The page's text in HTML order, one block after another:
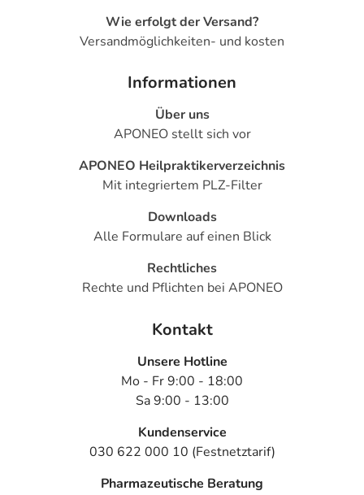
Wie erfolgt der Versand?
Versandmöglichkeiten- und kosten
Informationen
Über uns
APONEO stellt sich vor
APONEO Heilpraktikerverzeichnis
Mit integriertem PLZ-Filter
Downloads
Alle Formulare auf einen Blick
Rechtliches
Rechte und Pflichten bei APONEO
Kontakt
Unsere Hotline
Mo - Fr 9:00 - 18:00
Sa 9:00 - 13:00
Kundenservice
030 622 000 10 (Festnetztarif)
Pharmazeutische Beratung